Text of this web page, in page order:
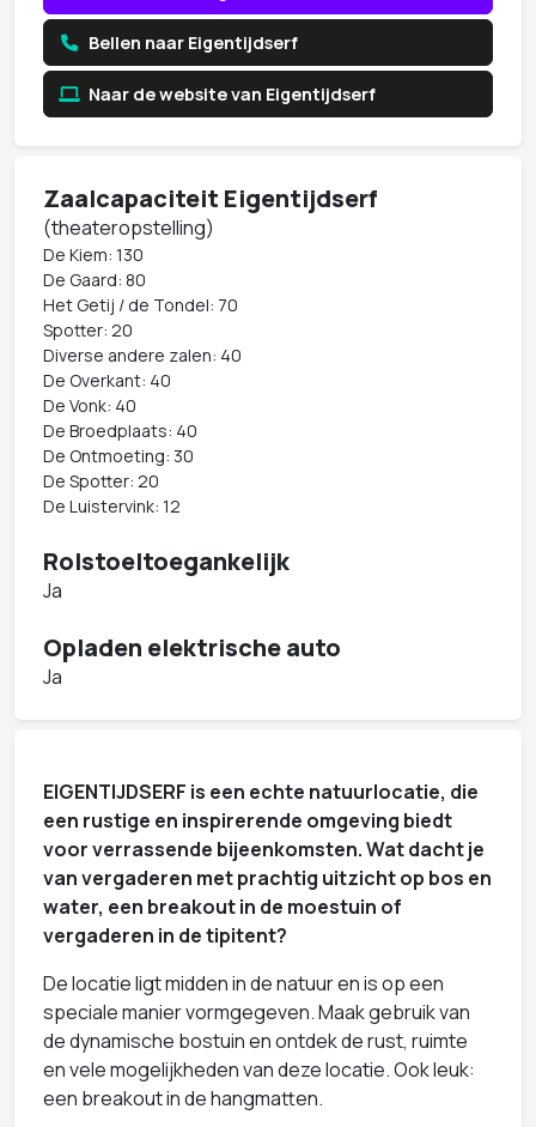
Bellen naar Eigentijdserf
Naar de website van Eigentijdserf
Zaalcapaciteit Eigentijdserf
(theateropstelling)
De Kiem: 130
De Gaard: 80
Het Getij / de Tondel: 70
Spotter: 20
Diverse andere zalen: 40
De Overkant: 40
De Vonk: 40
De Broedplaats: 40
De Ontmoeting: 30
De Spotter: 20
De Luistervink: 12
Rolstoeltoegankelijk
Ja
Opladen elektrische auto
Ja
EIGENTIJDSERF is een echte natuurlocatie, die
een rustige en inspirerende omgeving biedt
voor verrassende bijeenkomsten. Wat dacht je
van vergaderen met prachtig uitzicht op bos en
water, een breakout in de moestuin of
vergaderen in de tipitent?
De locatie ligt midden in de natuur en is op een
speciale manier vormgegeven. Maak gebruik van
de dynamische bostuin en ontdek de rust, ruimte
en vele mogelijkheden van deze locatie. Ook leuk:
een breakout in de hangmatten.